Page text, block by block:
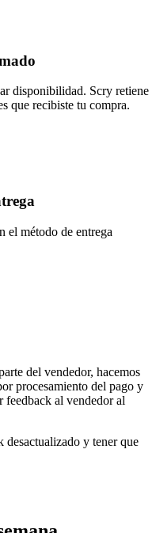
disponibilidad. Scry retiene
que recibiste tu compra.
el método de entrega
del vendedor, hacemos
procesamiento del pago y
al vendedor al
desactualizado y tener que